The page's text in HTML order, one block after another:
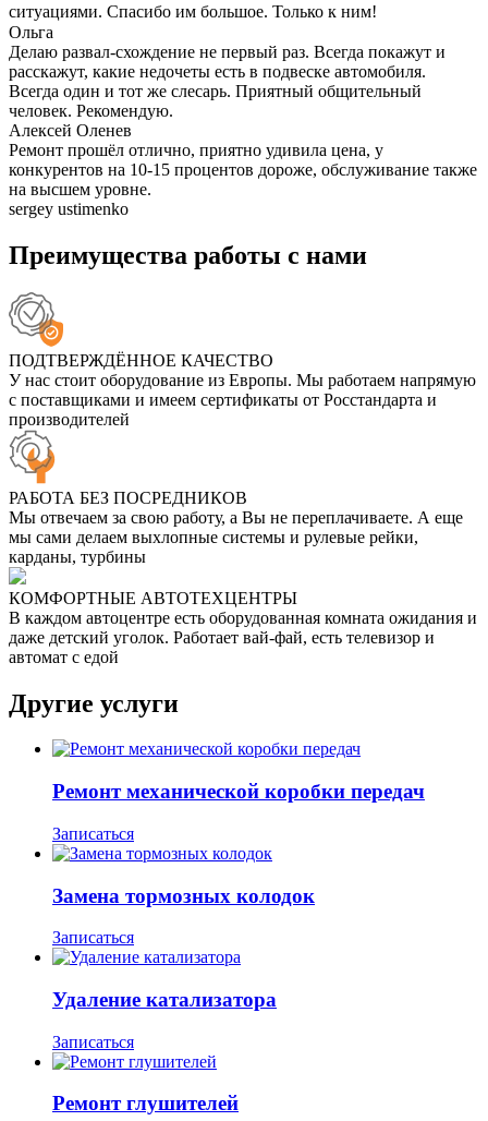
ситуациями. Спасибо им большое. Только к ним!
Ольга
Делаю развал-схождение не первый раз. Всегда покажут и
расскажут, какие недочеты есть в подвеске автомобиля.
Всегда один и тот же слесарь. Приятный общительный
человек. Рекомендую.
Алексей Оленев
Ремонт прошёл отлично, приятно удивила цена, у
конкурентов на 10-15 процентов дороже, обслуживание также
на высшем уровне.
sergey ustimenko
Преимущества работы с нами
ПОДТВЕРЖДЁННОЕ КАЧЕСТВО
У нас стоит оборудование из Европы. Мы работаем напрямую
с поставщиками и имеем сертификаты от Росстандарта и
производителей
РАБОТА БЕЗ ПОСРЕДНИКОВ
Мы отвечаем за свою работу, а Вы не переплачиваете. А еще
мы сами делаем выхлопные системы и рулевые рейки,
карданы, турбины
КОМФОРТНЫЕ АВТОТЕХЦЕНТРЫ
В каждом автоцентре есть оборудованная комната ожидания и
даже детский уголок. Работает вай-фай, есть телевизор и
автомат с едой
Другие услуги
Ремонт механической коробки передач
Записаться
Замена тормозных колодок
Записаться
Удаление катализатора
Записаться
Ремонт глушителей